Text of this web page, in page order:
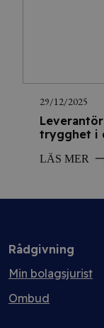
29/12/2025
trygghet i
LÄS MER
Rådgivning
Min bolagsjurist
Ombud